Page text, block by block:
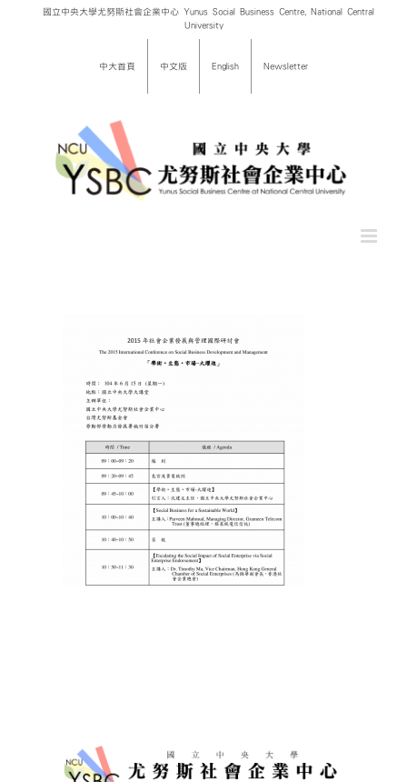
國立中央大學尤努斯社會企業中心 Yunus Social Business Centre, National Central
University
中大首頁 中文版 English Newsletter